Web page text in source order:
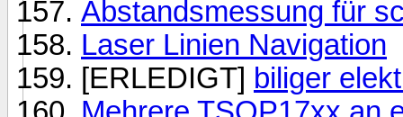
Abstandsmessung für
Laser Linien Navigation
[ERLEDIGT] biliger